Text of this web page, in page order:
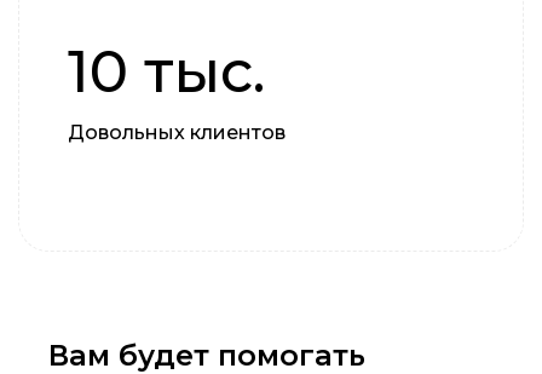
10 тыс.
Довольных клиентов
Вам будет помогать